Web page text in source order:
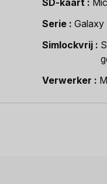
SD-kaart
Serie
Galaxy
Simlockvrij
Verwerker